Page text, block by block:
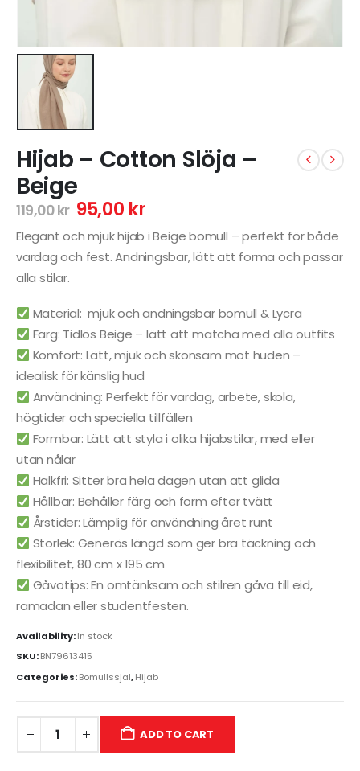
Hijab – Cotton Slöja –
Beige
119,00kr 95,00 kr
Elegant och mjuk hijab i Beige bomull – perfekt för både
vardag och fest. Andningsbar, lätt att forma och passar
alla stilar.
Material: mjuk och andningsbar bomull & Lycra
Färg: Tidlös Beige – lätt att matcha med alla outfits
Komfort: Lätt, mjuk och skonsam mot huden –
idealisk för känslig hud
Användning: Perfekt för vardag, arbete, skola,
högtider och speciella tillfällen
Formbar: Lätt att styla i olika hijabstilar, med eller
utan nålar
Halkfri: Sitter bra hela dagen utan att glida
Hållbar: Behåller färg och form efter tvätt
Årstider: Lämplig för användning året runt
Storlek: Generös längd som ger bra täckning och
flexibilitet, 80 cm x 195 cm
Gåvotips: En omtänksam och stilren gåva till eid,
ramadan eller studentfesten.
Availability:In stock
SKU:BN79613415
Categories:Bomullssjal,Hijab
ADD TO CART